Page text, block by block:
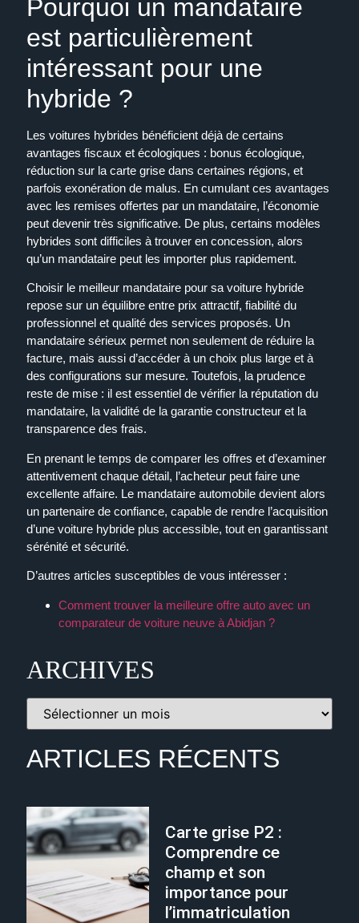
Pourquoi un mandataire
est particulièrement
intéressant pour une
hybride ?
Les voitures hybrides bénéficient déjà de certains
avantages fiscaux et écologiques : bonus écologique,
réduction sur la carte grise dans certaines régions, et
parfois exonération de malus. En cumulant ces avantages
avec les remises offertes par un mandataire, l’économie
peut devenir très significative. De plus, certains modèles
hybrides sont difficiles à trouver en concession, alors
qu’un mandataire peut les importer plus rapidement.
Choisir le meilleur mandataire pour sa voiture hybride
repose sur un équilibre entre prix attractif, fiabilité du
professionnel et qualité des services proposés. Un
mandataire sérieux permet non seulement de réduire la
facture, mais aussi d’accéder à un choix plus large et à
des configurations sur mesure. Toutefois, la prudence
reste de mise : il est essentiel de vérifier la réputation du
mandataire, la validité de la garantie constructeur et la
transparence des frais.
En prenant le temps de comparer les offres et d’examiner
attentivement chaque détail, l’acheteur peut faire une
excellente affaire. Le mandataire automobile devient alors
un partenaire de confiance, capable de rendre l’acquisition
d’une voiture hybride plus accessible, tout en garantissant
sérénité et sécurité.
D’autres articles susceptibles de vous intéresser :
Comment trouver la meilleure offre auto avec un
comparateur de voiture neuve à Abidjan ?
ARCHIVES
ARTICLES RÉCENTS
Carte grise P2 :
Comprendre ce
champ et son
importance pour
l’immatriculation